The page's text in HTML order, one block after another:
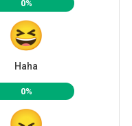
0%
Haha
0%